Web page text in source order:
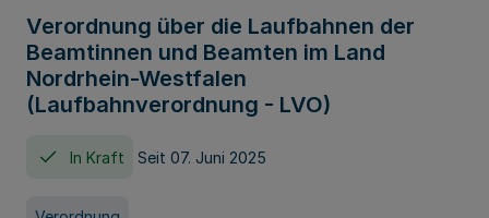
Verordnung über die Laufbahnen der
Beamtinnen und Beamten im Land
Nordrhein-Westfalen
(Laufbahnverordnung - LVO)
In Kraft Seit 07. Juni 2025